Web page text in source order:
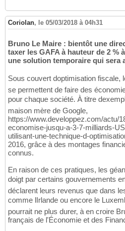
Coriolan, le 05/03/2018 à 04h31
Bruno Le Maire : bientôt une
taxer les GAFA à hauteur de 2 %
une solution temporaire qui sera
Sous couvert doptimisation
se permettent de faire des
pour chaque société. À titre
maison mère de Google,
https://www.developpez.com/actu/
economise-jusqu-a-3-7-milliards-
utilisant-une-technique-d-
2016, grâce à des montages
connus.
En raison de ces pratiques, les
doigt par certains gouvernements
déclarent leurs revenus que dans
comme lIrlande ou encore le
pourrait ne plus durer, à en croire
français de l'Économie et des